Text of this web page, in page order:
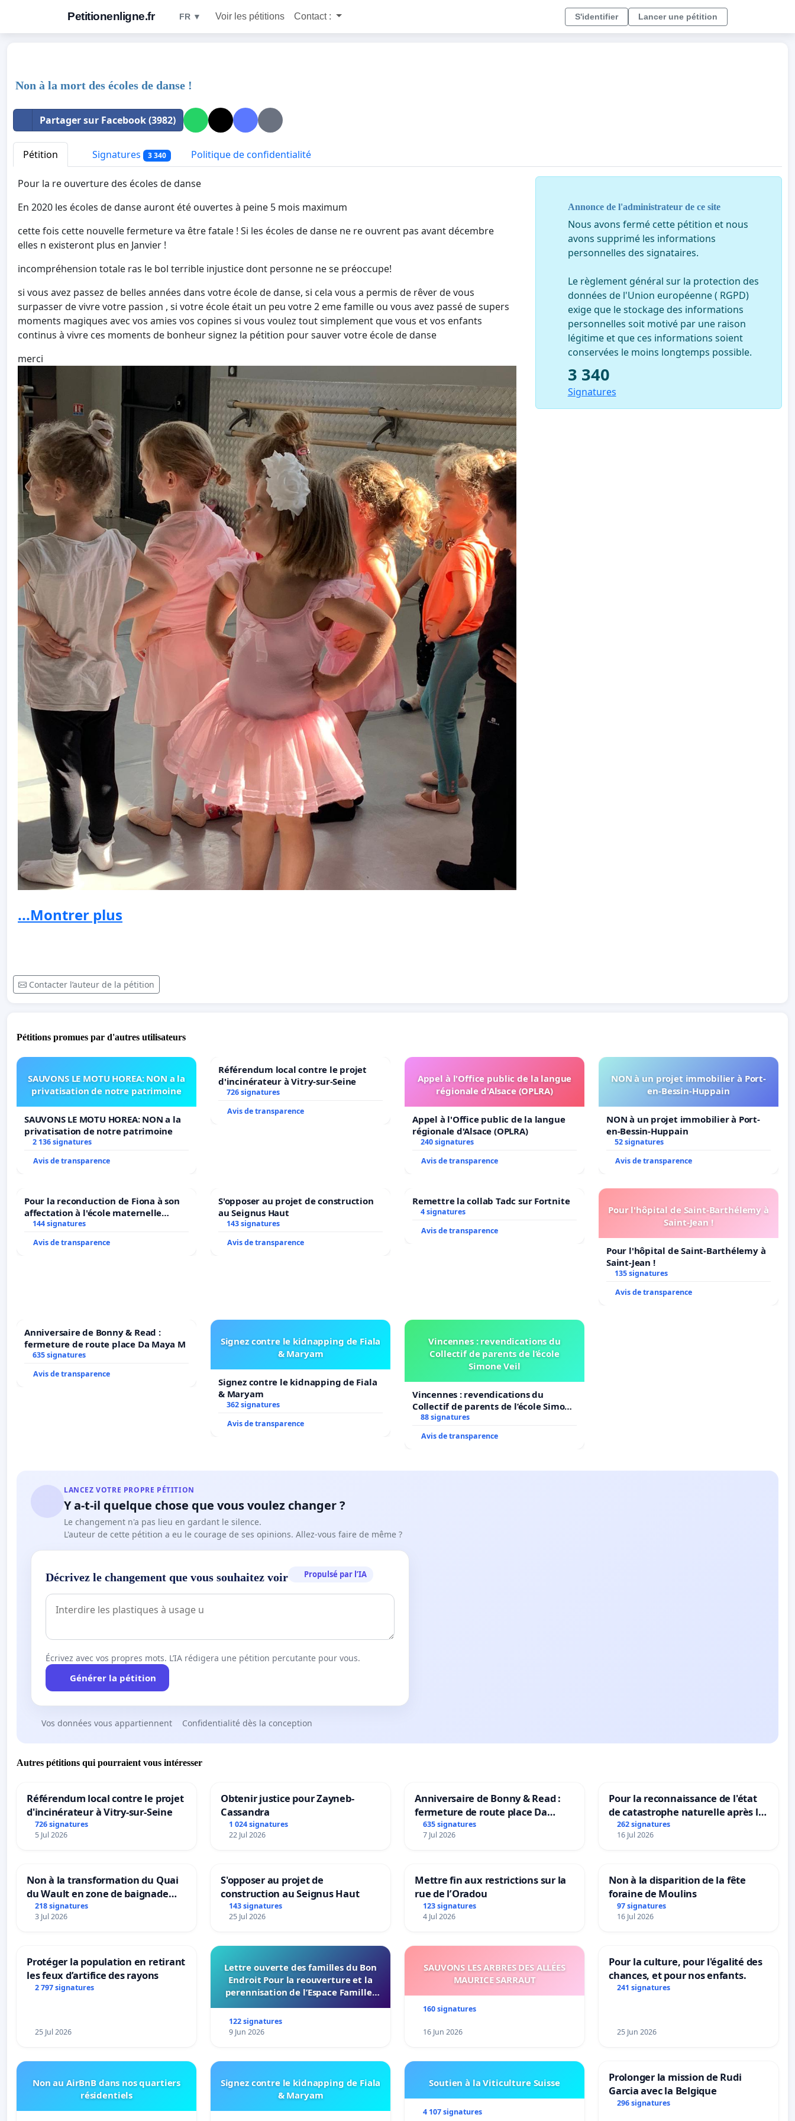
Petitionenligne.fr FR ▼ Voir les pétitions Contact : S'identifier Lancer une pétition
Non à la mort des écoles de danse !
Partager sur Facebook (3982)
Pétition Signatures 3 340 Politique de confidentialité
Pour la re ouverture des écoles de danse
En 2020 les écoles de danse auront été ouvertes à peine 5 mois maximum
cette fois cette nouvelle fermeture va être fatale ! Si les écoles de danse ne re ouvrent pas avant décembre
elles n existeront plus en Janvier !
incompréhension totale ras le bol terrible injustice dont personne ne se préoccupe!
si vous avez passez de belles années dans votre école de danse, si cela vous a permis de rêver de vous
surpasser de vivre votre passion , si votre école était un peu votre 2 eme famille ou vous avez passé de supers
moments magiques avec vos amies vos copines si vous voulez tout simplement que vous et vos enfants
continus à vivre ces moments de bonheur signez la pétition pour sauver votre école de danse
merci
...Montrer plus
Contacter l’auteur de la pétition
Annonce de l'administrateur de ce site
Nous avons fermé cette pétition et nous
avons supprimé les informations
personnelles des signataires.
Le règlement général sur la protection des
données de l'Union européenne ( RGPD)
exige que le stockage des informations
personnelles soit motivé par une raison
légitime et que ces informations soient
conservées le moins longtemps possible.
3 340
Signatures
Pétitions promues par d'autres utilisateurs
SAUVONS LE MOTU HOREA: NON a la
privatisation de notre patrimoine
SAUVONS LE MOTU HOREA: NON a la
privatisation de notre patrimoine
2 136 signatures
Avis de transparence
Référendum local contre le projet
d'incinérateur à Vitry-sur-Seine
726 signatures
Avis de transparence
Appel à l'Office public de la langue
régionale d'Alsace (OPLRA)
Appel à l'Office public de la langue
régionale d'Alsace (OPLRA)
240 signatures
Avis de transparence
NON à un projet immobilier à Port-
en-Bessin-Huppain
NON à un projet immobilier à Port-
en-Bessin-Huppain
52 signatures
Avis de transparence
Pour la reconduction de Fiona à son
affectation à l'école maternelle
LAMARTINE auprès de Léo N. en
144 signatures
Avis de transparence
S'opposer au projet de construction
au Seignus Haut
143 signatures
Avis de transparence
Remettre la collab Tadc sur Fortnite
4 signatures
Avis de transparence
Pour l'hôpital de Saint-Barthélemy à
Saint-Jean !
Pour l'hôpital de Saint-Barthélemy à
Saint-Jean !
135 signatures
Avis de transparence
Anniversaire de Bonny & Read :
fermeture de route place Da Maya M
635 signatures
Avis de transparence
Signez contre le kidnapping de Fiala
& Maryam
Signez contre le kidnapping de Fiala
& Maryam
362 signatures
Avis de transparence
Vincennes : revendications du
Collectif de parents de l’école
Simone Veil
Vincennes : revendications du
Collectif de parents de l’école Simone
Veil
88 signatures
Avis de transparence
LANCEZ VOTRE PROPRE PÉTITION
Y a-t-il quelque chose que vous voulez changer ?
Le changement n'a pas lieu en gardant le silence.
L'auteur de cette pétition a eu le courage de ses opinions. Allez-vous faire de même ?
Décrivez le changement que vous souhaitez voir Propulsé par l’IA
Écrivez avec vos propres mots. L’IA rédigera une pétition percutante pour vous.
Générer la pétition
Vos données vous appartiennent Confidentialité dès la conception
Autres pétitions qui pourraient vous intéresser
Référendum local contre le projet
d'incinérateur à Vitry-sur-Seine
726 signatures
5 Jul 2026
Obtenir justice pour Zayneb-
Cassandra
1 024 signatures
22 Jul 2026
Anniversaire de Bonny & Read :
fermeture de route place Da
Maya M
635 signatures
7 Jul 2026
Pour la reconnaissance de l'état
de catastrophe naturelle après la
grêle du 15 juillet 2026 à Aubenas
et ses alentours
262 signatures
16 Jul 2026
Non à la transformation du Quai
du Wault en zone de baignade
urbaine
218 signatures
3 Jul 2026
S'opposer au projet de
construction au Seignus Haut
143 signatures
25 Jul 2026
Mettre fin aux restrictions sur la
rue de l’Oradou
123 signatures
4 Jul 2026
Non à la disparition de la fête
foraine de Moulins
97 signatures
16 Jul 2026
Protéger la population en retirant
les feux d’artifice des rayons
2 797 signatures
25 Jul 2026
Lettre ouverte des familles du Bon
Endroit Pour la reouverture et la
perennisation de l’Espace Familles
122 signatures
9 Jun 2026
SAUVONS LES ARBRES DES ALLÉES
MAURICE SARRAUT
160 signatures
16 Jun 2026
Pour la culture, pour l'égalité des
chances, et pour nos enfants.
241 signatures
25 Jun 2026
Non au AirBnB dans nos quartiers
résidentiels
Signez contre le kidnapping de Fiala
& Maryam
Soutien à la Viticulture Suisse
4 107 signatures
Prolonger la mission de Rudi
Garcia avec la Belgique
296 signatures